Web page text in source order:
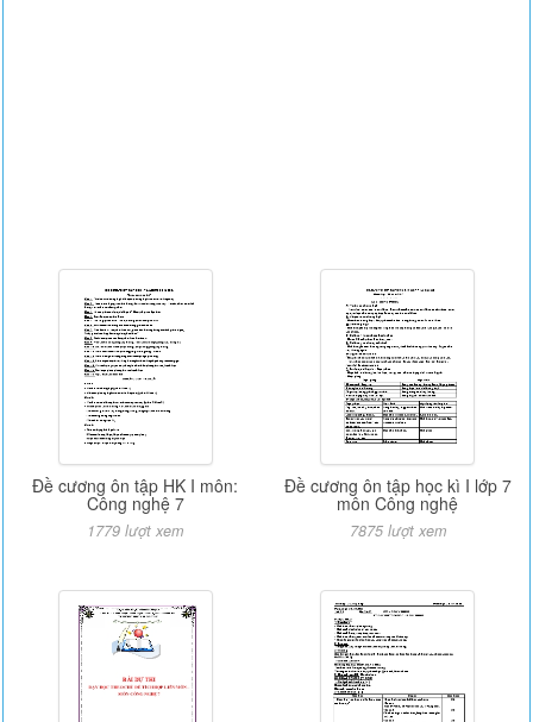
Đề cương ôn tập HK I môn:
Công nghệ 7
1779 lượt xem
Đề cương ôn tập học kì I lớp 7
môn Công nghệ
7875 lượt xem